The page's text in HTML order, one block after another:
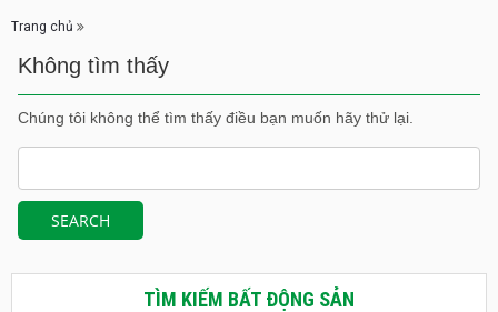
Trang chủ
Không tìm thấy
Chúng tôi không thể tìm thấy điều bạn muốn hãy thử lại.
TÌM KIẾM BẤT ĐỘNG SẢN